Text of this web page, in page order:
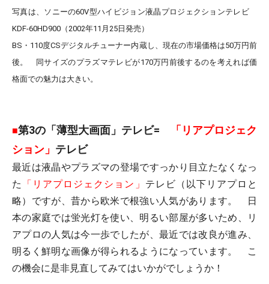
写真は、ソニーの60V型ハイビジョン液晶プロジェクションテレビ
KDF-60HD900（2002年11月25日発売）
BS・110度CSデジタルチューナー内蔵し、現在の市場価格は50万円前
後。 同サイズのプラズマテレビが170万円前後するのを考えれば価
格面での魅力は大きい。
■第3の「薄型大画面」テレビ=
「リアプロジェク
ション」 テレビ
最近は液晶やプラズマの登場ですっかり目立たなくなっ
た
「リアプロジェクション」 テレビ（以下リアプロと
略）ですが、昔から欧米で根強い人気があります。 日
本の家庭では蛍光灯を使い、明るい部屋が多いため、リ
アプロの人気は今一歩でしたが、最近では改良が進み、
明るく鮮明な画像が得られるようになっています。 こ
の機会に是非見直してみてはいかがでしょうか！